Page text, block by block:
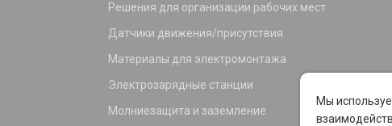
Решения для организации рабочих мест
Датчики движения/присутствия
Материалы для электромонтажа
Электрозарядные станции
Молниезащита и заземление
Мы